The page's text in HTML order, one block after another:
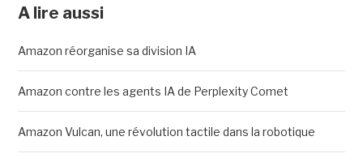
A lire aussi
Amazon réorganise sa division IA
Amazon contre les agents IA de Perplexity Comet
Amazon Vulcan, une révolution tactile dans la robotique